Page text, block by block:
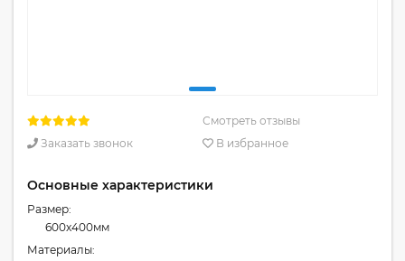
Смотреть отзывы
Заказать звонок
В избранное
Основные характеристики
Размер:
600x400мм
Материалы: